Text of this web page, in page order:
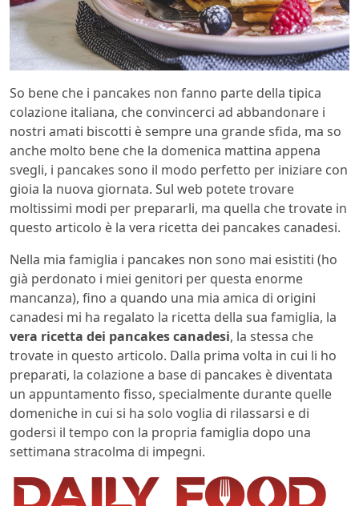
So bene che i pancakes non fanno parte della tipica
colazione italiana, che convincerci ad abbandonare i
nostri amati biscotti è sempre una grande sfida, ma so
anche molto bene che la domenica mattina appena
svegli, i pancakes sono il modo perfetto per iniziare con
gioia la nuova giornata. Sul web potete trovare
moltissimi modi per prepararli, ma quella che trovate in
questo articolo è la vera ricetta dei pancakes canadesi.
Nella mia famiglia i pancakes non sono mai esistiti (ho
già perdonato i miei genitori per questa enorme
mancanza), fino a quando una mia amica di origini
canadesi mi ha regalato la ricetta della sua famiglia, la
vera ricetta dei pancakes canadesi, la stessa che
trovate in questo articolo. Dalla prima volta in cui li ho
preparati, la colazione a base di pancakes è diventata
un appuntamento fisso, specialmente durante quelle
domeniche in cui si ha solo voglia di rilassarsi e di
godersi il tempo con la propria famiglia dopo una
settimana stracolma di impegni.